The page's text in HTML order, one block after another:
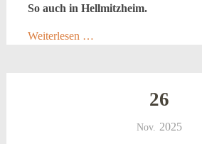
So auch in Hellmitzheim.
Weiterlesen …
26
Nov. 2025